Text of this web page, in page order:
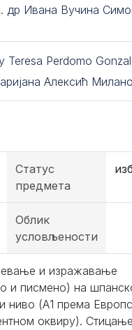
др Ивана Вучина
Teresa Perdomo
Алексић
Статус
предмета
Облик
условљености
и изражавање
и писмено) на
ниво (А1 према
оквиру).